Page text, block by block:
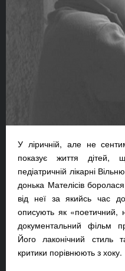
У ліричній, але не
показує життя
педіатричній лікарні
донька Мателісів
від неї за якийсь час
описують як «поетичний,
документальний фільм
Його лаконічний стиль
критики порівнюють з хоку.